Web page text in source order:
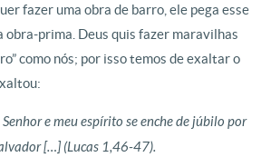
fazer uma obra de barro, ele pega esse
obra-prima. Deus quis fazer maravilhas
como nós; por isso temos de exaltar o
e meu espírito se enche de júbilo por
[…] (Lucas 1,46-47).